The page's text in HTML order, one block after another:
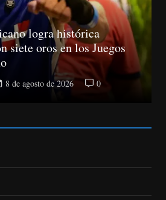
logra histórica
siete oros en los Juegos
8 de agosto de 2026 0